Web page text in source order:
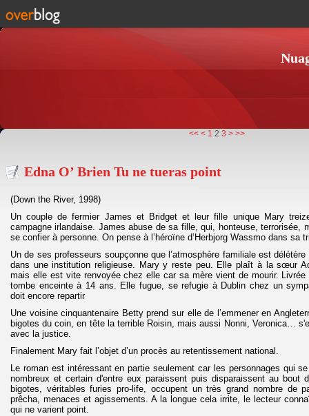
<< < 1 2 3 > >>
Edna O’ Brien Tu ne tueras point
(Down the River, 1998)
Un couple de fermier James et Bridget et leur fille unique Mary
campagne irlandaise. James abuse de sa fille, qui, honteuse, terrorisée,
se confier à personne. On pense à l’héroïne d’Herbjorg Wassmo dans sa
Un de ses professeurs soupçonne que l’atmosphère familiale est
dans une institution religieuse. Mary y reste peu. Elle plaît à la sœur
mais elle est vite renvoyée chez elle car sa mère vient de mourir.
tombe enceinte à 14 ans. Elle fugue, se refugie à Dublin chez un
doit encore repartir
Une voisine cinquantenaire Betty prend sur elle de l’emmener en
bigotes du coin, en tête la terrible Roisin, mais aussi Nonni, Veronica…
avec la justice.
Finalement Mary fait l’objet d’un procès au retentissement national.
Le roman est intéressant en partie seulement car les personnages qui
nombreux et certain d'entre eux paraissent puis disparaissent au bout
bigotes, véritables furies pro-life, occupent un très grand nombre de
prêcha, menaces et agissements. A la longue cela irrite, le lecteur
qui ne varient point.